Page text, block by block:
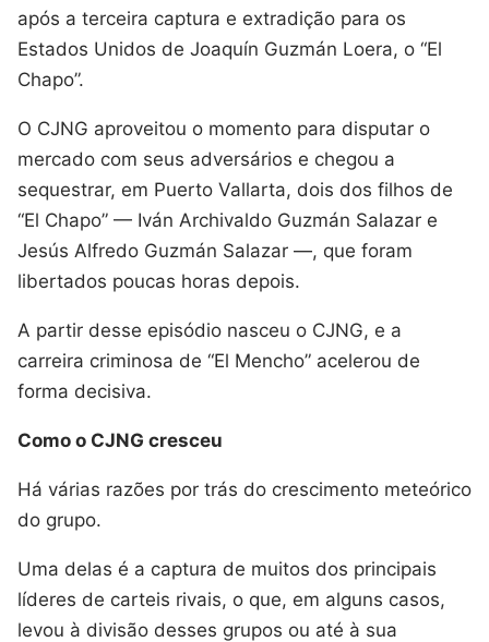
após a terceira captura e extradição para os
Estados Unidos de Joaquín Guzmán Loera, o “El
Chapo”.
O CJNG aproveitou o momento para disputar o
mercado com seus adversários e chegou a
sequestrar, em Puerto Vallarta, dois dos filhos de
“El Chapo” — Iván Archivaldo Guzmán Salazar e
Jesús Alfredo Guzmán Salazar —, que foram
libertados poucas horas depois.
A partir desse episódio nasceu o CJNG, e a
carreira criminosa de “El Mencho” acelerou de
forma decisiva.
Como o CJNG cresceu
Há várias razões por trás do crescimento meteórico
do grupo.
Uma delas é a captura de muitos dos principais
líderes de carteis rivais, o que, em alguns casos,
levou à divisão desses grupos ou até à sua